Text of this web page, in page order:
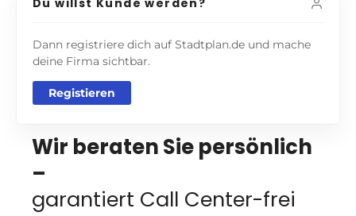
Dann registriere dich auf Stadtplan.de und mache
deine Firma sichtbar.
Registieren
Wir beraten Sie persönlich
–
garantiert Call Center-frei